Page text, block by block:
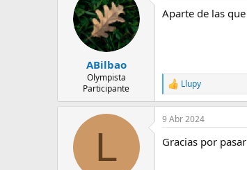
i
:
ABilbao
Olympista
Participante
Aparte de las
R
e
a
c
i
Llupy
L
9 Abr 2024
Gracias por